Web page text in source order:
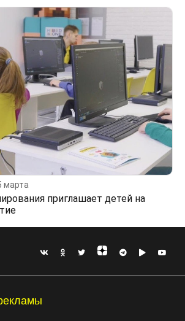
марта
приглашает детей на